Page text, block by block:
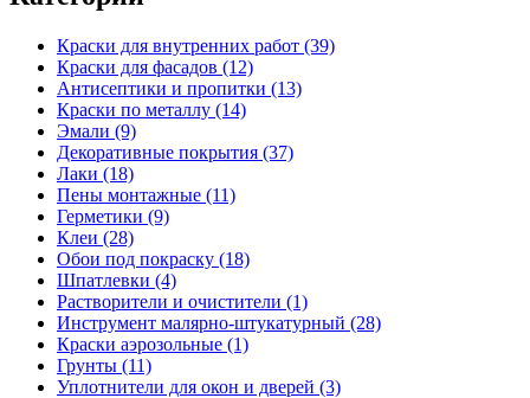
Краски для внутренних работ (39)
Краски для фасадов (12)
Антисептики и пропитки (13)
Краски по металлу (14)
Эмали (9)
Декоративные покрытия (37)
Лаки (18)
Пены монтажные (11)
Герметики (9)
Клеи (28)
Обои под покраску (18)
Шпатлевки (4)
Растворители и очистители (1)
Инструмент малярно-штукатурный (28)
Краски аэрозольные (1)
Грунты (11)
Уплотнители для окон и дверей (3)